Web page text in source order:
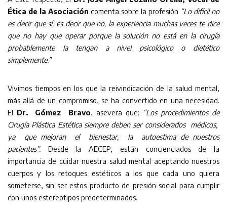
Ética de la Asociación comenta sobre la profesión “Lo difícil no
es decir que sí, es decir que no, la experiencia muchas veces te dice
que no hay que operar porque la solución no está en la cirugía
probablemente la tengan a nivel psicológico o dietético
simplemente.”
Vivimos tiempos en los que la reivindicación de la salud mental,
más allá de un compromiso, se ha convertido en una necesidad.
El Dr. Gómez Bravo, asevera que: “Los procedimientos de
Cirugía Plástica Estética siempre deben ser considerados médicos,
ya que mejoran el bienestar, la autoestima de nuestros
pacientes”. Desde la AECEP, están concienciados de la
importancia de cuidar nuestra salud mental aceptando nuestros
cuerpos y los retoques estéticos a los que cada uno quiera
someterse, sin ser estos producto de presión social para cumplir
con unos estereotipos predeterminados.